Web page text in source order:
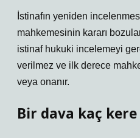
İstinafın yeniden
mahkemesinin kararı
istinaf hukuki incelemeyi
verilmez ve ilk derece
veya onanır.
Bir dava kaç